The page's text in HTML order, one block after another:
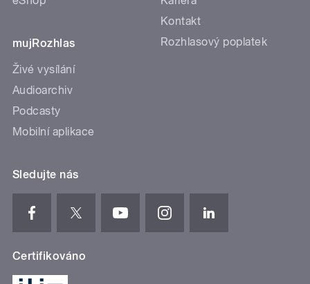
mujRozhlas
Živé vysílání
Audioarchiv
Podcasty
Mobilní aplikace
Kontakt
Rozhlasový poplatek
Sledujte nás
Certifikováno